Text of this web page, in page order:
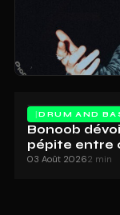
DRUM AND
Bonoob
pépite entre
03 Août 20262 min